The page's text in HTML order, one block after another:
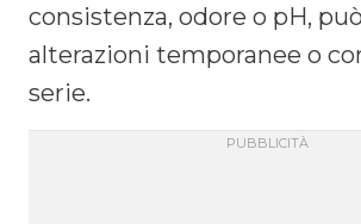
consistenza, odore o pH,
alterazioni temporanee o
serie.